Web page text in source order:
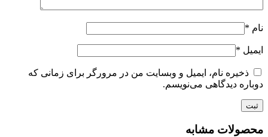
نام *
ایمیل *
ذخیره نام، ایمیل و وبسایت من در مرورگر برای زمانی که
دوباره دیدگاهی می‌نویسم.
محصولات مشابه